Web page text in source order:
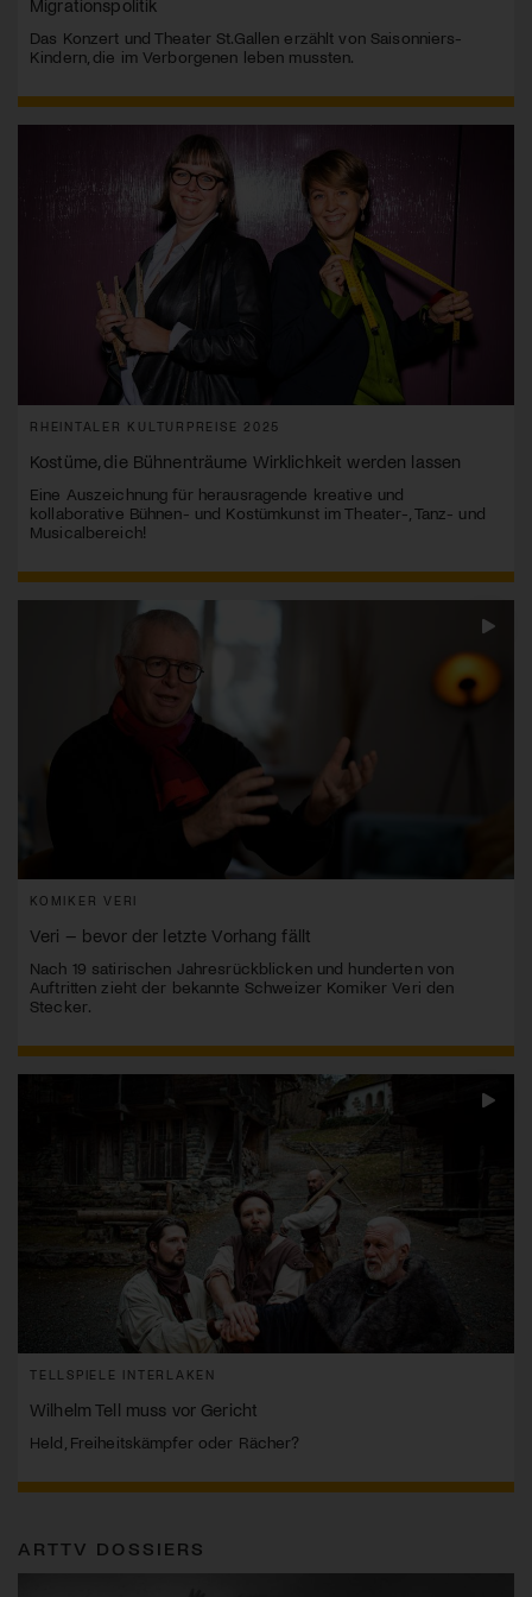
Migrationspolitik
Das Konzert und Theater St.Gallen erzählt von Saisonniers-
Kindern, die im Verborgenen leben mussten.
RHEINTALER KULTURPREISE 2025
Kostüme, die Bühnenträume Wirklichkeit werden lassen
Eine Auszeichnung für herausragende kreative und
kollaborative Bühnen- und Kostümkunst im Theater-, Tanz- und
Musicalbereich!
KOMIKER VERI
Veri – bevor der letzte Vorhang fällt
Nach 19 satirischen Jahresrückblicken und hunderten von
Auftritten zieht der bekannte Schweizer Komiker Veri den
Stecker.
TELLSPIELE INTERLAKEN
Wilhelm Tell muss vor Gericht
Held, Freiheitskämpfer oder Rächer?
ARTTV DOSSIERS